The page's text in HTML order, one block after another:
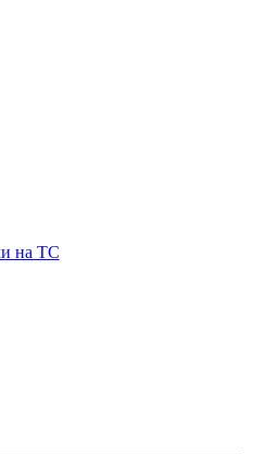
на ТС